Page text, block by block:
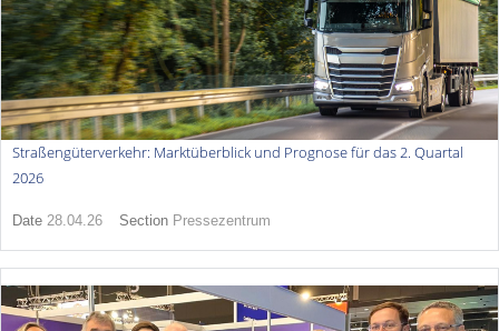
Straßengüterverkehr: Marktüberblick und Prognose für das 2. Quartal
2026
Date 28.04.26 Section Pressezentrum